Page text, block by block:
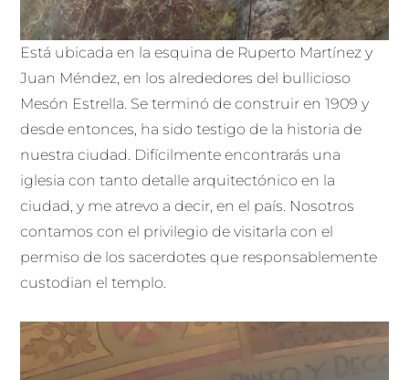
Está ubicada en la esquina de Ruperto Martínez y
Juan Méndez, en los alrededores del bullicioso
Mesón Estrella. Se terminó de construir en 1909 y
desde entonces, ha sido testigo de la historia de
nuestra ciudad. Difícilmente encontrarás una
iglesia con tanto detalle arquitectónico en la
ciudad, y me atrevo a decir, en el país. Nosotros
contamos con el privilegio de visitarla con el
permiso de los sacerdotes que responsablemente
custodian el templo.